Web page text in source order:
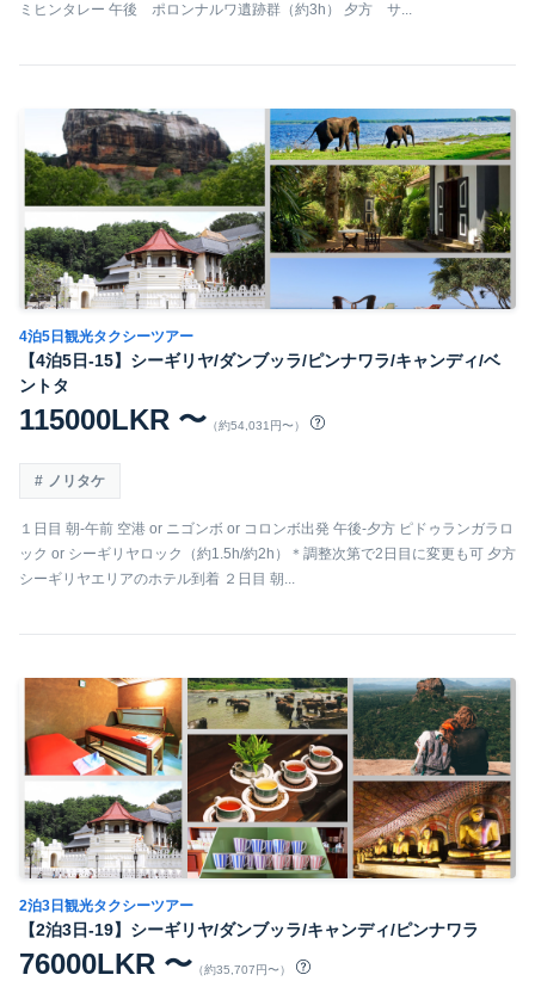
ミヒンタレー 午後 ポロンナルワ遺跡群（約3h） 夕方 サ...
4泊5日観光タクシーツアー
【4泊5日-15】シーギリヤ/ダンブッラ/ピンナワラ/キャンディ/ベ
ントタ
115000LKR 〜 （約54,031円〜）
ノリタケ
１日目 朝-午前 空港 or ニゴンボ or コロンボ出発 午後-夕方 ピドゥランガラロ
ック or シーギリヤロック（約1.5h/約2h）＊調整次第で2日目に変更も可 夕方
シーギリヤエリアのホテル到着 ２日目 朝...
2泊3日観光タクシーツアー
【2泊3日-19】シーギリヤ/ダンブッラ/キャンディ/ピンナワラ
76000LKR 〜 （約35,707円〜）